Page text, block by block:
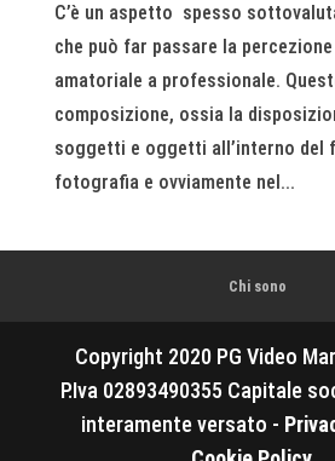
C’è un aspetto spesso
che può far passare la
amatoriale a professionale.
composizione, ossia la
soggetti e oggetti all’interno del
fotografia e ovviamente nel...
Chi sono
Copyright 2020 PG Video
P.Iva 02893490355 Capitale
interamente versato -